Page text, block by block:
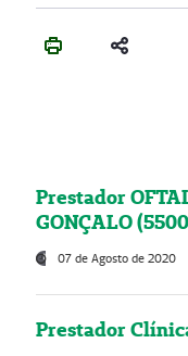
Prestador
GONÇALO
07 de Agosto de 2020
Prestador